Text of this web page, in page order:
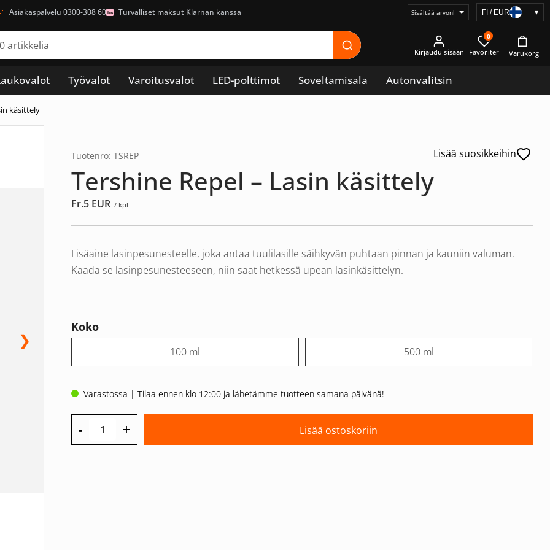
Asiakaspalvelu 0300-308 60 Turvalliset maksut Klarnan kanssa
Valitse
FI / EUR ▾
Kirjaudu sisään
0
Työvalot Varoitusvalot LED-polttimot Soveltamisala Autonvalitsin
käsittely
❯
Lisää suosikkeihin
Tuotenro: TSREP
Tershine Repel – Lasin käsittely
Fr.5 EUR / kpl
Lisäaine lasinpesunesteelle, joka antaa tuulilasille säihkyvän puhtaan pinnan ja kauniin valuman.
Kaada se lasinpesunesteeseen, niin saat hetkessä upean lasinkäsittelyn.
Koko
100 ml 500 ml
Varastossa | Tilaa ennen klo 12:00 ja lähetämme tuotteen samana päivänä!
- + Lisää ostoskoriin